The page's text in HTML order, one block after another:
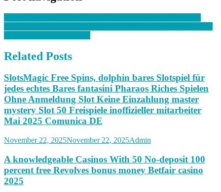
Related Posts
SlotsMagic Free Spins, dolphin bares Slotspiel für
jedes echtes Bares fantasini Pharaos Riches Spielen
Ohne Anmeldung Slot Keine Einzahlung master
mystery Slot 50 Freispiele inoffizieller mitarbeiter
Mai 2025 Comunica DE
November 22, 2025November 22, 2025Admin
A knowledgeable Casinos With 50 No-deposit 100
percent free Revolves bonus money Betfair casino
2025